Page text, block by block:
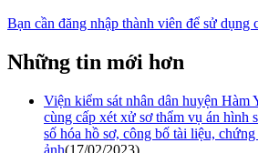
Bạn cần đăng nhập thành viên để sử dụng
Những tin mới hơn
Viện kiểm sát nhân dân huyện Hàm
cùng cấp xét xử sơ thẩm vụ án hình
số hóa hồ sơ, công bố tài liệu,
ảnh(17/02/2023)